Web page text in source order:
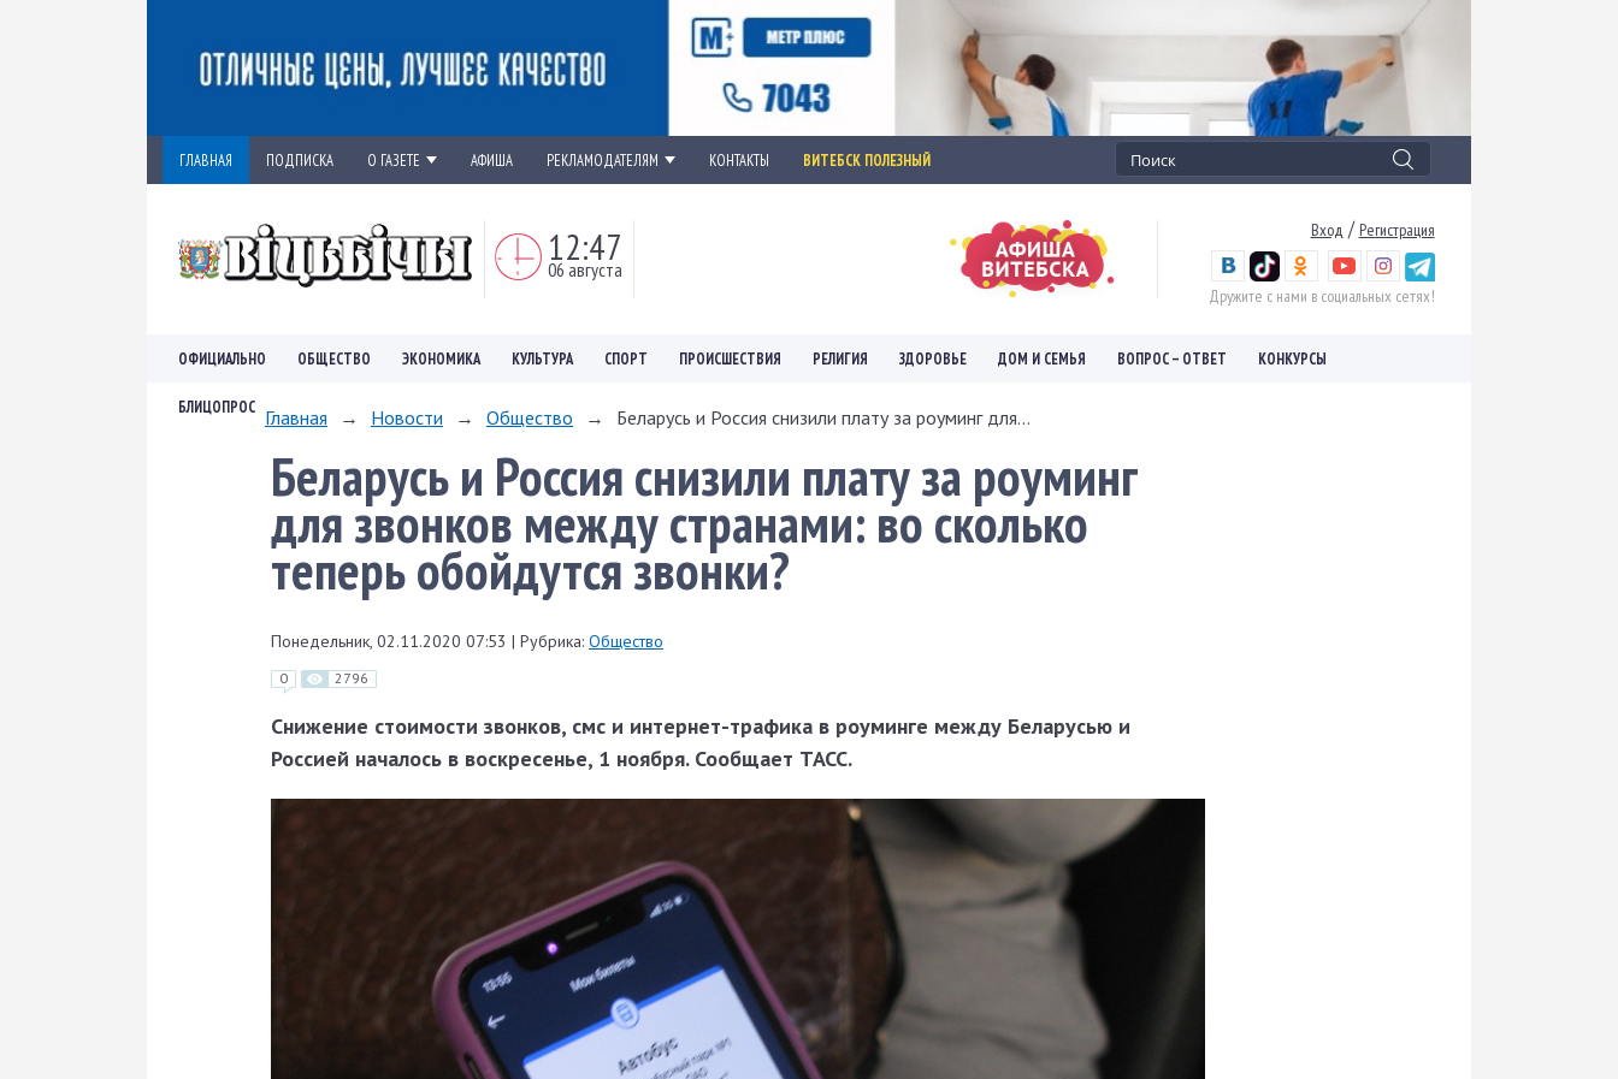
ГЛАВНАЯ ПОДПИСКА О ГАЗЕТЕ АФИША РЕКЛАМОДАТЕЛЯМ КОНТАКТЫ ВИТЕБСК ПОЛЕЗНЫЙ
12:47
06 августа
Вход / Регистрация
Дружите с нами в социальных сетях!
ОФИЦИАЛЬНО ОБЩЕСТВО ЭКОНОМИКА КУЛЬТУРА СПОРТ ПРОИСШЕСТВИЯ РЕЛИГИЯ ЗДОРОВЬЕ ДОМ И СЕМЬЯ ВОПРОС – ОТВЕТ КОНКУРСЫ
БЛИЦОПРОС Главная → Новости → Общество → Беларусь и Россия снизили плату за роуминг для...
Беларусь и Россия снизили плату за роуминг
для звонков между странами: во сколько
теперь обойдутся звонки?
Понедельник, 02.11.2020 07:53 | Рубрика: Общество
0 2796
Снижение стоимости звонков, смс и интернет-трафика в роуминге между Беларусью и
Россией началось в воскресенье, 1 ноября. Сообщает ТАСС.